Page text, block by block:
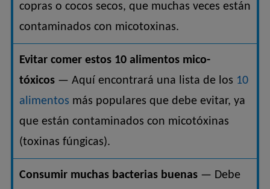
copras o cocos secos, que muchas veces están
contaminados con micotoxinas.
Evitar comer estos 10 alimentos mico-
tóxicos— Aquí encontrará una lista de los 10
alimentos más populares que debe evitar, ya
que están contaminados con micotóxinas
(toxinas fúngicas).
Consumir muchas bacterias buenas— Debe